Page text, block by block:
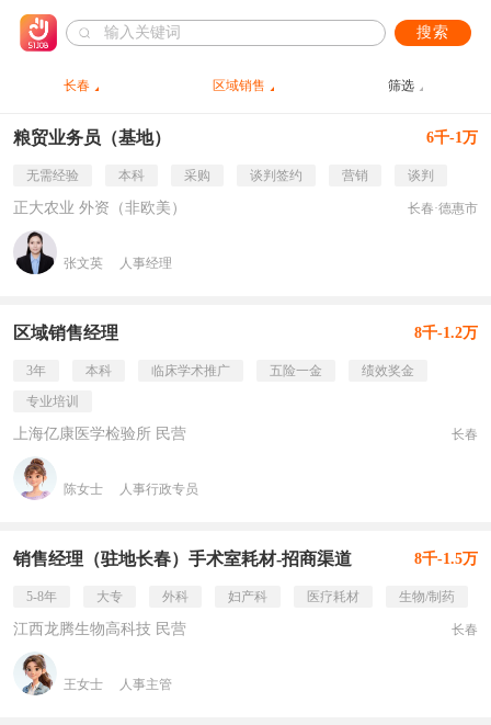
搜索
长春 区域销售 筛选
粮贸业务员（基地） 6千-1万
无需经验 本科 采购 谈判签约 营销 谈判
正大农业 外资（非欧美） 长春·德惠市
张文英 人事经理
区域销售经理 8千-1.2万
3年 本科 临床学术推广 五险一金
绩效奖金
专业培训
上海亿康医学检验所 民营 长春
陈女士 人事行政专员
销售经理（驻地长春）手术室耗材-招商渠道 8千-1.5万
5-8年 大专 外科 妇产科 医疗耗材 生物/制药
江西龙腾生物高科技 民营 长春
王女士 人事主管